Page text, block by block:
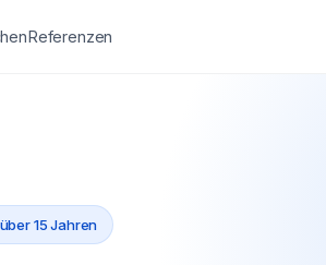
Referenzen
15 Jahren